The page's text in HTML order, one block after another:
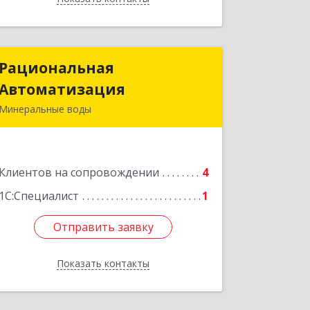
Рациональная
Минеральные воды
Клиентов на сопровождении
4
1С:Специалист
1
Отправить заявку
Показать контакты
Рациональная
Автоматизация
домовладение № 9, корпус 1
Отправить заявку
Назад